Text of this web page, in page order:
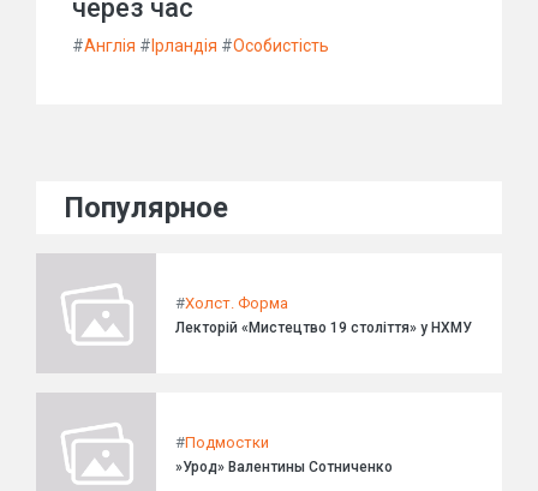
через час
#Англія # Ірландія #Особистість
Популярное
#Холст. Форма
Лекторій «Мистецтво 19 століття» у НХМУ
#Подмостки
»Урод» Валентины Сотниченко